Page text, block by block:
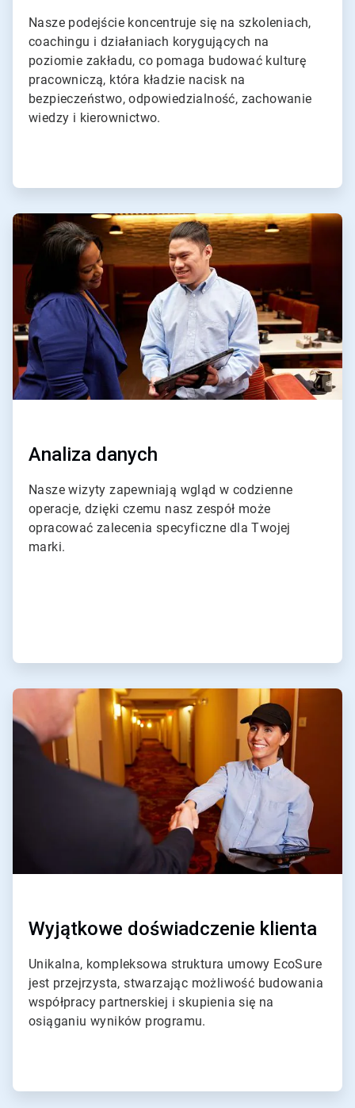
Nasze podejście koncentruje się na szkoleniach,
coachingu i działaniach korygujących na
poziomie zakładu, co pomaga budować kulturę
pracowniczą, która kładzie nacisk na
bezpieczeństwo, odpowiedzialność, zachowanie
wiedzy i kierownictwo.
ArticleTile
4
Analiza danych
Nasze wizyty zapewniają wgląd w codzienne
operacje, dzięki czemu nasz zespół może
opracować zalecenia specyficzne dla Twojej
marki.
ArticleTile
dla
Wyjątkowe doświadczenie klienta
Unikalna, kompleksowa struktura umowy EcoSure
jest przejrzysta, stwarzając możliwość budowania
współpracy partnerskiej i skupienia się na
osiąganiu wyników programu.